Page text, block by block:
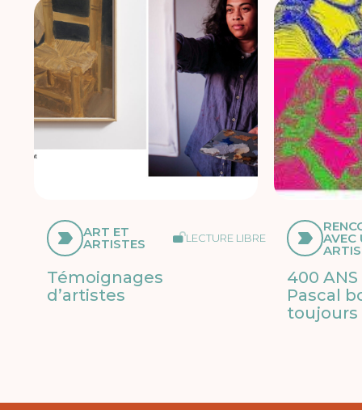
ART ET
ARTISTES LECTURE LIBRE
Témoignages
d’artistes
AVEC
400 ANS
Pascal
toujours